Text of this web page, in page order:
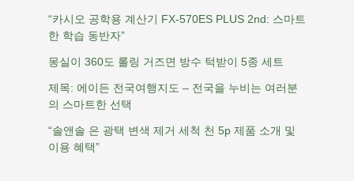
“카시오 공학용 계산기 FX-570ES PLUS 2nd: 스마트
한 학습 동반자”
몽실이 360도 롤링 거즈면 방수 턱받이 5종 세트
제목: 에이든 전국여행지도 – 전국을 누비는 여러분
의 스마트한 선택
“솔앤솔 은 광택 변색 제거 세척 천 5p 제품 소개 및
이용 혜택”